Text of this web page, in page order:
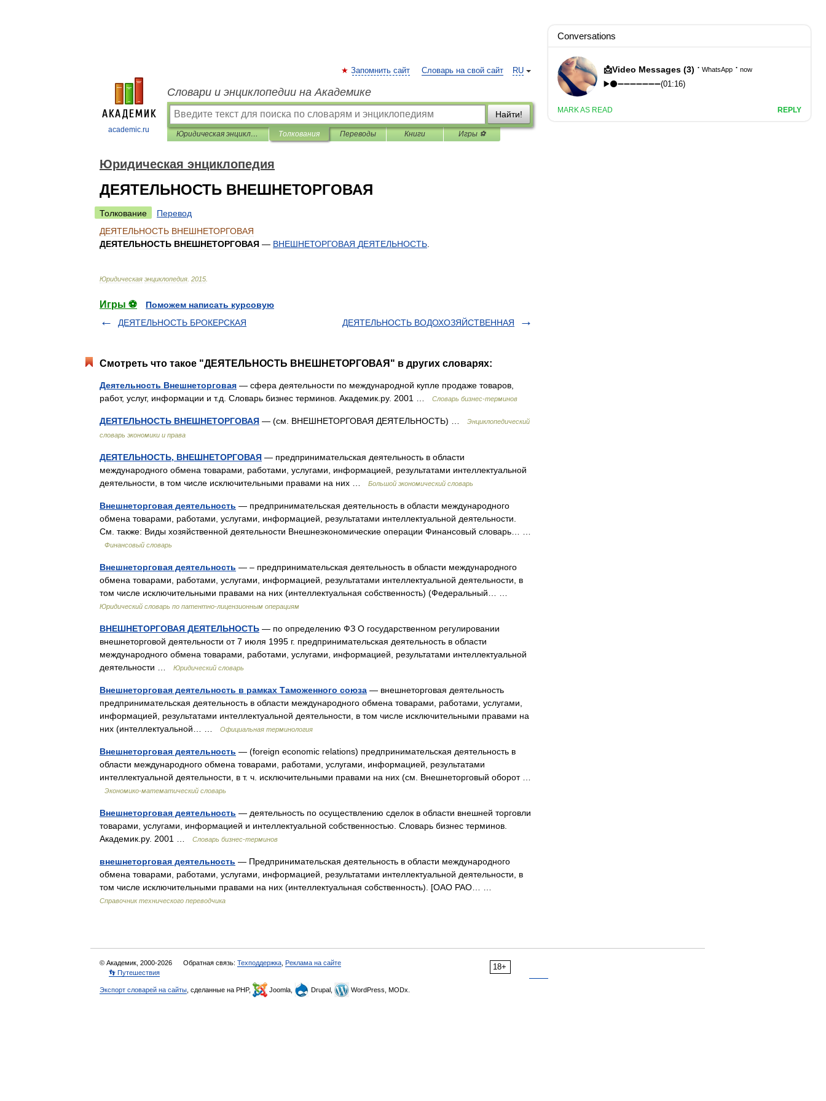
academic.ru
RU
Запомнить сайт Словарь на свой сайт
Словари и энциклопедии на Академике
Найти!
Юридическая энциклопедия Толкования Переводы Книги Игры ⚽
Юридическая энциклопедия
ДЕЯТЕЛЬНОСТЬ ВНЕШНЕТОРГОВАЯ
Толкование
Перевод
ДЕЯТЕЛЬНОСТЬ ВНЕШНЕТОРГОВАЯ
ДЕЯТЕЛЬНОСТЬ ВНЕШНЕТОРГОВАЯ — ВНЕШНЕТОРГОВАЯ ДЕЯТЕЛЬНОСТЬ
Юридическая энциклопедия 2015
Игры ⚽
Поможем написать курсовую
ДЕЯТЕЛЬНОСТЬ БРОКЕРСКАЯ
ДЕЯТЕЛЬНОСТЬ ВОДОХОЗЯЙСТВЕННАЯ
Смотреть что такое "ДЕЯТЕЛЬНОСТЬ ВНЕШНЕТОРГОВАЯ" в других словарях:
Деятельность Внешнеторговая — сфера деятельности по международной купле продаже товаров,
работ, услуг, информации и т.д. Словарь бизнес терминов. Академик.ру. 2001 …
Словарь бизнес-терминов
ДЕЯТЕЛЬНОСТЬ ВНЕШНЕТОРГОВАЯ — (см. ВНЕШНЕТОРГОВАЯ ДЕЯТЕЛЬНОСТЬ) …
Энциклопедический
словарь экономики и права
ДЕЯТЕЛЬНОСТЬ, ВНЕШНЕТОРГОВАЯ — предпринимательская деятельность в области
международного обмена товарами, работами, услугами, информацией, результатами интеллектуальной
деятельности, в том числе исключительными правами на них …
Большой экономический словарь
Внешнеторговая деятельность — предпринимательская деятельность в области международного
обмена товарами, работами, услугами, информацией, результатами интеллектуальной деятельности.
См. также: Виды хозяйственной деятельности Внешнеэкономические операции Финансовый словарь… …
Финансовый словарь
Внешнеторговая деятельность — – предпринимательская деятельность в области международного
обмена товарами, работами, услугами, информацией, результатами интеллектуальной деятельности, в
том числе исключительными правами на них (интеллектуальная собственность) (Федеральный… …
Юридический словарь по патентно-лицензионным операциям
ВНЕШНЕТОРГОВАЯ ДЕЯТЕЛЬНОСТЬ — по определению ФЗ О государственном регулировании
внешнеторговой деятельности от 7 июля 1995 г. предпринимательская деятельность в области
международного обмена товарами, работами, услугами, информацией, результатами интеллектуальной
деятельности …
Юридический словарь
Внешнеторговая деятельность в рамках Таможенного союза — внешнеторговая деятельность
предпринимательская деятельность в области международного обмена товарами, работами, услугами,
информацией, результатами интеллектуальной деятельности, в том числе исключительными правами на
них (интеллектуальной… …
Официальная терминология
Внешнеторговая деятельность — (foreign economic relations) предпринимательская деятельность в
области международного обмена товарами, работами, услугами, информацией, результатами
интеллектуальной деятельности, в т. ч. исключительными правами на них (см. Внешнеторговый оборот …
Экономико-математический словарь
Внешнеторговая деятельность — деятельность по осуществлению сделок в области внешней торговли
товарами, услугами, информацией и интеллектуальной собственностью. Словарь бизнес терминов.
Академик.ру. 2001 …
Словарь бизнес-терминов
внешнеторговая деятельность — Предпринимательская деятельность в области международного
обмена товарами, работами, услугами, информацией, результатами интеллектуальной деятельности, в
том числе исключительными правами на них (интеллектуальная собственность). [ОАО РАО… …
Справочник технического переводчика
18+
© Академик, 2000-2026 Обратная связь: Техподдержка Реклама на сайте
👣 Путешествия
Экспорт словарей на сайты , сделанные на PHP, Joomla, Drupal, WordPress, MODx.